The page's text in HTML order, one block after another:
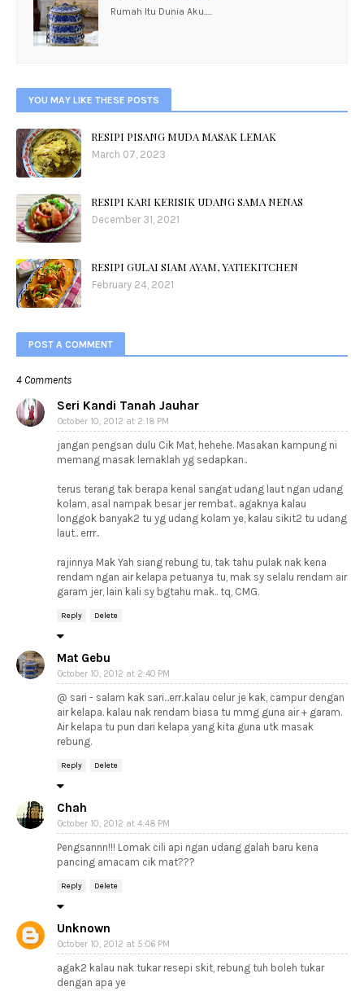
Rumah Itu Dunia Aku.....
YOU MAY LIKE THESE POSTS
RESIPI PISANG MUDA MASAK LEMAK
March 07, 2023
RESIPI KARI KERISIK UDANG SAMA NENAS
December 31, 2021
RESIPI GULAI SIAM AYAM, YATIEKITCHEN
February 24, 2021
POST A COMMENT
4 Comments
Seri Kandi Tanah Jauhar
October 10, 2012 at 2:18 PM
jangan pengsan dulu Cik Mat, hehehe. Masakan kampung ni
memang masak lemaklah yg sedapkan..
terus terang tak berapa kenal sangat udang laut ngan udang
kolam, asal nampak besar jer rembat.. agaknya kalau
longgok banyak2 tu yg udang kolam ye, kalau sikit2 tu udang
laut.. errr..
rajinnya Mak Yah siang rebung tu, tak tahu pulak nak kena
rendam ngan air kelapa petuanya tu, mak sy selalu rendam air
garam jer, lain kali sy bgtahu mak.. tq, CMG.
Reply Delete
Mat Gebu
October 10, 2012 at 2:40 PM
@ sari - salam kak sari...err..kalau celur je kak, campur dengan
air kelapa. kalau nak rendam biasa tu mmg guna air + garam.
Air kelapa tu pun dari kelapa yang kita guna utk masak
rebung.
Reply Delete
Chah
October 10, 2012 at 4:48 PM
Pengsannn!!! Lomak cili api ngan udang galah baru kena
pancing amacam cik mat???
Reply Delete
Unknown
October 10, 2012 at 5:06 PM
agak2 kalau nak tukar resepi skit, rebung tuh boleh tukar
dengan apa ye